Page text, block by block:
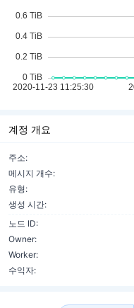
계정 개요
주소:
메시지 개수:
유형:
생성 시간:
노드 ID:
Owner:
Worker:
수익자: